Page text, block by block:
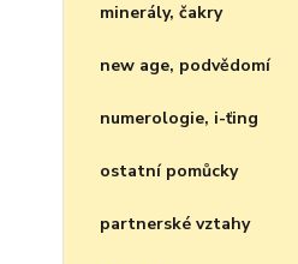
minerály, čakry
new age, podvědomí
numerologie, i-ťing
ostatní pomůcky
partnerské vztahy